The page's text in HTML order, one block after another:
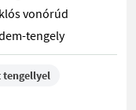
vonórúd
tengely
tengellyel